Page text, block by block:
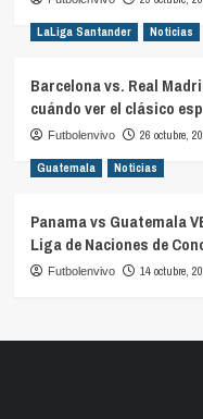
LaLiga Santander Noticias
Barcelona vs. Real
cuándo ver el clásico
Futbolenvivo 26 octubre,
Guatemala Noticias
Panama vs Guatemala
Liga de Naciones de
Futbolenvivo 14 octubre,